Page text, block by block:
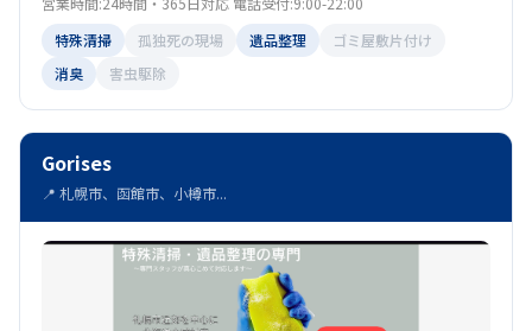
特殊清掃
孤独死の現場 遺品整理
ゴミ屋敷片付け
消臭
害虫駆除
Gorises
📍 札幌市、函館市、小樽市...